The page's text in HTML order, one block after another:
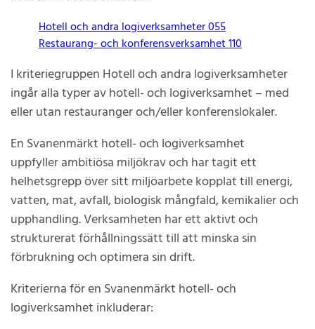
Hotell och andra logiverksamheter 055
Restaurang- och konferensverksamhet 110
I kriteriegruppen Hotell och andra logiverksamheter
ingår alla typer av hotell- och logiverksamhet – med
eller utan restauranger och/eller konferenslokaler.
En Svanenmärkt hotell- och logiverksamhet
uppfyller ambitiösa miljökrav och har tagit ett
helhetsgrepp över sitt miljöarbete kopplat till energi,
vatten, mat, avfall, biologisk mångfald, kemikalier och
upphandling. Verksamheten har ett aktivt och
strukturerat förhållningssätt till att minska sin
förbrukning och optimera sin drift.
Kriterierna för en Svanenmärkt hotell- och
logiverksamhet inkluderar: